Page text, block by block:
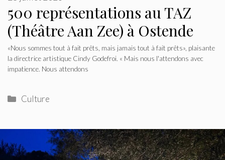
500 représentations au TAZ
(Théâtre Aan Zee) à Ostende
«Nous sommes tout à fait prêts, mais jamais tout à fait prêts», plaisante
la directrice artistique Cindy Godefroi. « Mais nous l'attendons avec
impatience. Nous attendons
Catégories
Culture